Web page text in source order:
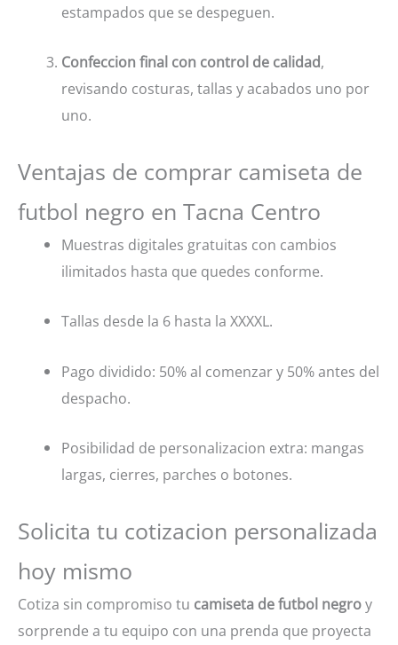
estampados que se despeguen.
Confeccion final con control de calidad,
revisando costuras, tallas y acabados uno por
uno.
Ventajas de comprar camiseta de
futbol negro en Tacna Centro
Muestras digitales gratuitas con cambios
ilimitados hasta que quedes conforme.
Tallas desde la 6 hasta la XXXXL.
Pago dividido: 50% al comenzar y 50% antes del
despacho.
Posibilidad de personalizacion extra: mangas
largas, cierres, parches o botones.
Solicita tu cotizacion personalizada
hoy mismo
Cotiza sin compromiso tu camiseta de futbol negroy
sorprende a tu equipo con una prenda que proyecta